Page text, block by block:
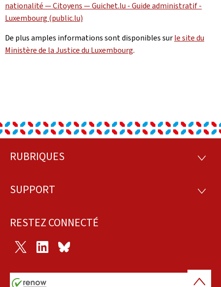
nationalité — Citoyens — Guichet.lu - Guide administratif -
Luxembourg (public.lu)
De plus amples informations sont disponibles surle site du
Ministère de la Justice du Luxembourg.
Pied
page
RUBRIQUES
SUPPORT
RESTEZ CONNECTÉ
Twitter LinkedIn
Haut